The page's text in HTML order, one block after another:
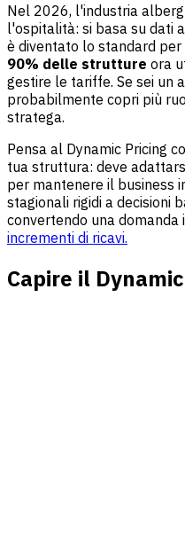
Nel 2026, l'industria
l'ospitalità: si basa su dati
è diventato lo standard
90% delle strutture ora
gestire le tariffe. Se sei un
probabilmente copri più
stratega.
Pensa al Dynamic Pricing
tua struttura: deve
per mantenere il business
stagionali rigidi a decisioni
convertendo una
incrementi di ricavi.
Capire il